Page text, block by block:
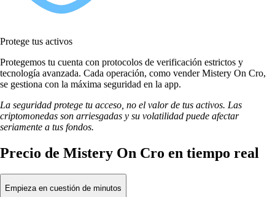
Protege tus activos
Protegemos tu cuenta con protocolos de verificación estrictos y
tecnología avanzada. Cada operación, como vender Mistery On Cro,
se gestiona con la máxima seguridad en la app.
La seguridad protege tu acceso, no el valor de tus activos. Las
criptomonedas son arriesgadas y su volatilidad puede afectar
seriamente a tus fondos.
Precio de Mistery On Cro en tiempo real
Empieza en cuestión de minutos